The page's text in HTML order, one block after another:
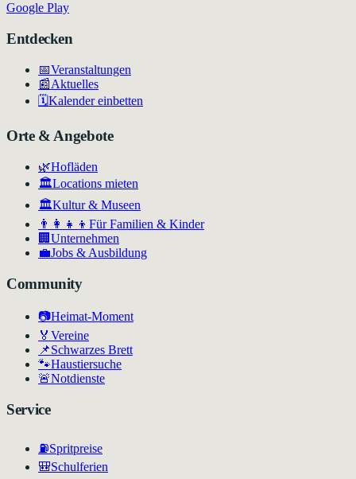
Google Play
Entdecken
📅Veranstaltungen
📰Aktuelles
🗓️Kalender einbetten
Orte & Angebote
🌿Hofläden
🏛️Locations mieten
🏛Kultur & Museen
👨‍👩‍👧‍👦 Für Familien & Kinder
🏢 Unternehmen
💼Jobs & Ausbildung
Community
📷Heimat-Moment
🏅 Vereine
📌Schwarzes Brett
🐾Haustiersuche
🚨Notdienste
Service
⛽Spritpreise
🎒Schulferien